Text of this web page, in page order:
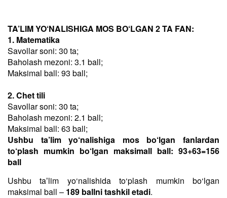
TA’LIM YO‘NALISHIGA MOS BO‘LGAN 2 TA FAN:
1. Matematika
Savollar soni: 30 ta;
Baholash mezoni: 3.1 ball;
Maksimal ball: 93 ball;
2. Chet tili
Savollar soni: 30 ta;
Baholash mezoni: 2.1 ball;
Maksimal ball: 63 ball;
Ushbu ta’lim yo‘nalishiga mos bo‘lgan fanlardan
to‘plash mumkin bo‘lgan maksimall ball: 93+63=156
ball
Ushbu taʼlim yo‘nalishida to‘plash mumkin bo‘lgan
maksimal ball – 189 ballni tashkil etadi.